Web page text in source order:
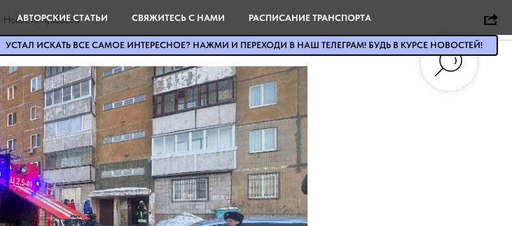
Новости Кузбасса
АВТОРСКИЕ СТАТЬИ СВЯЖИТЕСЬ С НАМИ РАСПИСАНИЕ ТРАНСПОРТА
УСТАЛ ИСКАТЬ ВСЕ САМОЕ ИНТЕРЕСНОЕ? НАЖМИ И ПЕРЕХОДИ В НАШ ТЕЛЕГРАМ! БУДЬ В КУРСЕ НОВОСТЕЙ!